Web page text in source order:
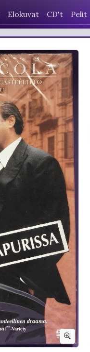
Elokuvat CD't Pelit